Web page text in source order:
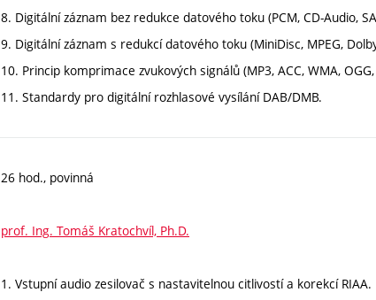
8. Digitální záznam bez redukce datového toku (PCM, CD-Audio,
9. Digitální záznam s redukcí datového toku (MiniDisc, MPEG,
10. Princip komprimace zvukových signálů (MP3, ACC, WMA, OGG,
11. Standardy pro digitální rozhlasové vysílání DAB/DMB.
26 hod., povinná
prof. Ing. Tomáš Kratochvíl, Ph.D.
1. Vstupní audio zesilovač s nastavitelnou citlivostí a korekcí RIAA.